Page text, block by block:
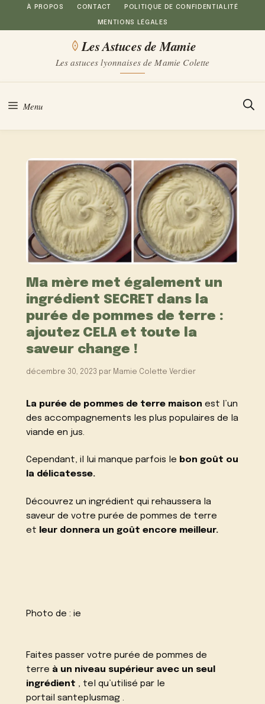
Aller
au
À PROPOS CONTACT POLITIQUE DE CONFIDENTIALITÉ
MENTIONS LÉGALES
Les Astuces de Mamie
Les astuces lyonnaises de Mamie Colette
Menu
Ma mère met également un
ingrédient SECRET dans la
purée de pommes de terre :
ajoutez CELA et toute la
saveur change !
décembre 30, 2023 par Mamie Colette Verdier
La purée de pommes de terre maison est l’un
des accompagnements les plus populaires de la
viande en jus.
Cependant, il lui manque parfois le bon goût ou
la délicatesse.
Découvrez un ingrédient qui rehaussera la
saveur de votre purée de pommes de terre
et leur donnera un goût encore meilleur.
Photo de :ie
Faites passer votre purée de pommes de
terre à un niveau supérieur avec un seul
ingrédient , tel qu’utilisé par le
portailsanteplusmag .